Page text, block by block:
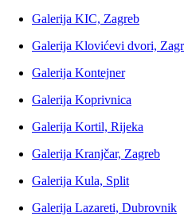
Galerija KIC, Zagreb
Galerija Klovićevi dvori,
Galerija Kontejner
Galerija Koprivnica
Galerija Kortil, Rijeka
Galerija Kranjčar, Zagreb
Galerija Kula, Split
Galerija Lazareti, Dubrovnik